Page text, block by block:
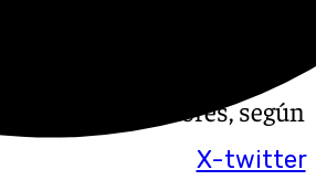
X-twitter
Lotería de Navidad no ha
del Tajo, Ronda
premios menores, según